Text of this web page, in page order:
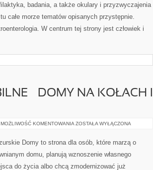
badania, a także okulary i przyzwyczajenia
całe morze tematów opisanych przystępnie.
W centrum tej strony jest człowiek i
– DOMY NA KOŁACH I
MOŻLIWOŚĆ KOMENTOWANIA BUDOWNICTWO
DOMY
NA
I
HOUSES
ZOSTAŁA WYŁĄCZONA
Domy to strona dla osób, które marzą o
domu, planują wznoszenie własnego
do życia albo chcą zmodernizować już